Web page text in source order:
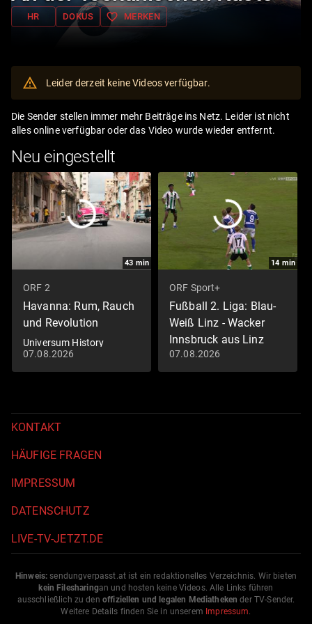
HR DOKUS favorite_border MERKEN
Leider derzeit keine Videos verfügbar.
Die Sender stellen immer mehr Beiträge ins Netz. Leider ist nicht
alles online verfügbar oder das Video wurde wieder entfernt.
Neu eingestellt
43 min
ORF 2
Havanna: Rum, Rauch
und Revolution
Universum History
07.08.2026
14 min
ORF Sport+
Fußball 2. Liga: Blau-
Weiß Linz - Wacker
Innsbruck aus Linz
Fußball: 2. Liga
07.08.2026
KONTAKT
HÄUFIGE FRAGEN
IMPRESSUM
DATENSCHUTZ
LIVE-TV-JETZT.DE
Hinweis: sendungverpasst.at ist ein redaktionelles Verzeichnis. Wir bieten
kein Filesharingan und hosten keine Videos. Alle Links führen
ausschließlich zu den offiziellen und legalen Mediatheken der TV-Sender.
Weitere Details finden Sie in unserem Impressum.